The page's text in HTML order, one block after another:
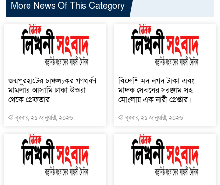
More News Of This Category
জয়পুরহাটের চাঞ্চল্যকর গণধর্ষণ
মামলার আসামি ঢাকা উওরা
থেকে গ্রেফতার
বুধবার, ২১ জানুয়ারী, ২০২৬
বিদেশি মদ নগদ টাকা এবং
মাদক সেবনের সরঞ্জাম সহ
মোংলায় এক নারী গ্রেপ্তার।
বুধবার, ২১ জানুয়ারী, ২০২৬